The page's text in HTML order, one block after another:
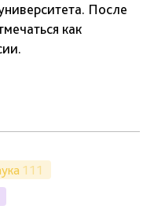
После
как
111